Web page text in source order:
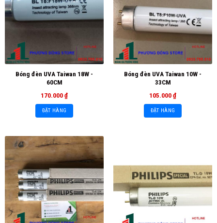
Bóng đèn UVA Taiwan 18W -
60CM
170.000₫
ĐẶT HÀNG
Bóng đèn UVA Taiwan 10W -
33CM
105.000₫
ĐẶT HÀNG